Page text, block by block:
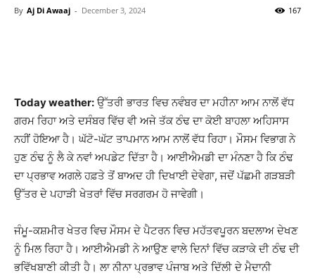
By Aj Di Awaaj - December 3, 2024 167
Today weather: ਉੱਤਰੀ ਭਾਰਤ ਵਿਚ ਨਵੰਬਰ ਦਾ ਮਹੀਨਾ ਆਮ ਨਾਲੋਂ ਵੱਧ
ਗਰਮ ਰਿਹਾ ਅਤੇ ਦਸੰਬਰ ਵਿੱਚ ਵੀ ਅਜੇ ਤੱਕ ਠੰਢ ਦਾ ਕੋਈ ਬਾਹਲਾ ਅਹਿਸਾਸ
ਨਹੀਂ ਹੋਇਆ ਹੈ। ਘੱਟੋ-ਘੱਟ ਤਾਪਮਾਨ ਆਮ ਨਾਲੋਂ ਵੱਧ ਰਿਹਾ। ਮੌਸਮ ਵਿਭਾਗ ਨੇ
ਹੁਣ ਠੰਢ ਨੂੰ ਲੈ ਕੇ ਨਵਾਂ ਅਪਡੇਟ ਦਿੱਤਾ ਹੈ। ਆਈਐਮਡੀ ਦਾ ਮੰਨਣਾ ਹੈ ਕਿ ਠੰਢ
ਦਾ ਪ੍ਰਭਾਵ ਅਗਲੇ ਹਫ਼ਤੇ ਤੋਂ ਬਾਅਦ ਹੀ ਦਿਖਾਈ ਦੇਵੇਗਾ, ਜਦੋਂ ਪੱਛਮੀ ਗੜਬੜੀ
ਉੱਤਰ ਦੇ ਪਹਾੜੀ ਖੇਤਰਾਂ ਵਿੱਚ ਸਰਗਰਮ ਹੋ ਜਾਵੇਗੀ।
ਜੰਮੂ-ਕਸ਼ਮੀਰ ਖੇਤਰ ਵਿਚ ਮੌਸਮ ਦੇ ਪੈਟਰਨ ਵਿਚ ਮਹੱਤਵਪੂਰਨ ਬਦਲਾਅ ਦੇਖਣ
ਨੂੰ ਮਿਲ ਰਿਹਾ ਹੈ। ਆਈਐਮਡੀ ਨੇ ਆਉਣ ਵਾਲੇ ਦਿਨਾਂ ਵਿੱਚ ਕੜਾਕੇ ਦੀ ਠੰਢ ਦੀ
ਭਵਿੱਖਬਾਣੀ ਕੀਤੀ ਹੈ। ਲਾ ਨੀਨਾ ਪ੍ਰਭਾਵ ਪੰਜਾਬ ਅਤੇ ਦਿੱਲੀ ਦੇ ਮੈਦਾਨੀ